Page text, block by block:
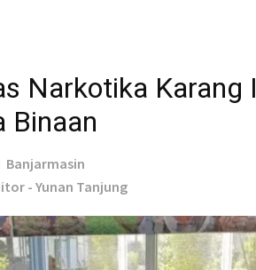
Narkotika Karang
Binaan
Banjarmasin
- Yunan Tanjung